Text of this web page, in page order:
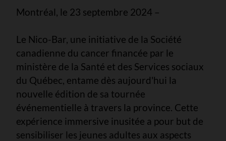
Montréal, le 23 septembre 2024 –
Le Nico-Bar, une initiative de la Société
canadienne du cancer financée par le
ministère de la Santé et des Services sociaux
du Québec, entame dès aujourd'hui la
nouvelle édition de sa tournée
événementielle à travers la province. Cette
expérience immersive inusitée a pour but de
sensibiliser les jeunes adultes aux aspects